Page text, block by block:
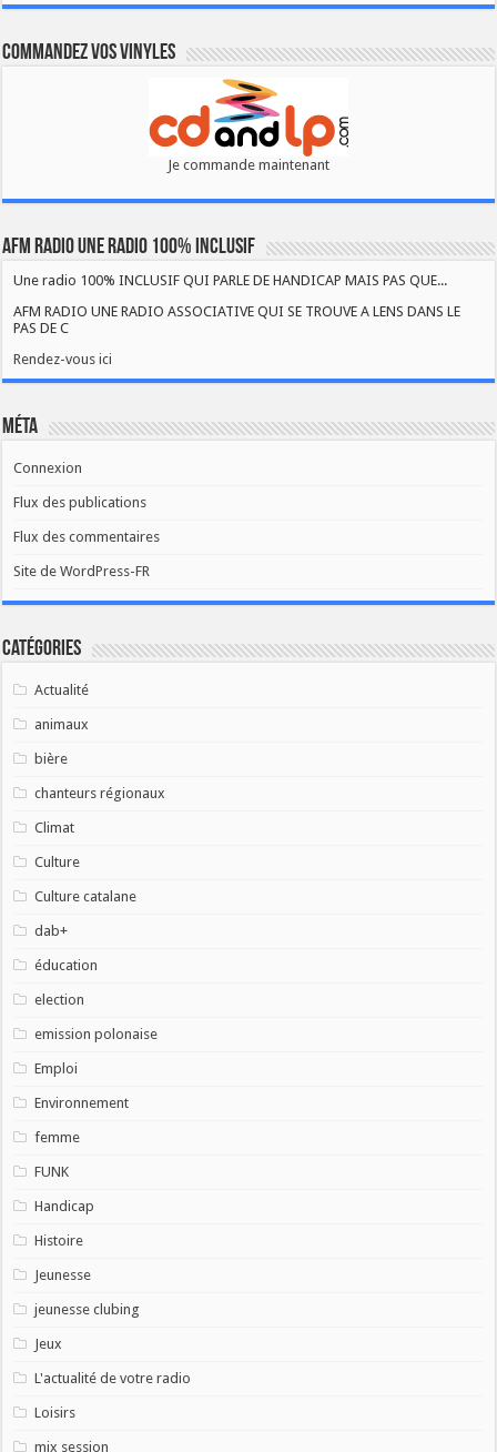
Commandez vos vinyles
Je commande maintenant
AFM RADIO UNE RADIO 100% INCLUSIF
Une radio 100% INCLUSIF QUI PARLE DE HANDICAP MAIS PAS QUE...
AFM RADIO UNE RADIO ASSOCIATIVE QUI SE TROUVE A LENS DANS LE
PAS DE C
Rendez-vous ici
Méta
Connexion
Flux des publications
Flux des commentaires
Site de WordPress-FR
Catégories
Actualité
animaux
bière
chanteurs régionaux
Climat
Culture
Culture catalane
dab+
éducation
election
emission polonaise
Emploi
Environnement
femme
FUNK
Handicap
Histoire
Jeunesse
jeunesse clubing
Jeux
L'actualité de votre radio
Loisirs
mix session